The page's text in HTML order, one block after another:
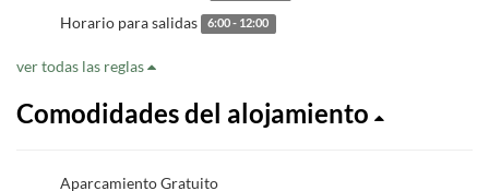
Horario para salidas 6:00 - 12:00
ver todas las reglas
Comodidades del alojamiento
Aparcamiento Gratuito